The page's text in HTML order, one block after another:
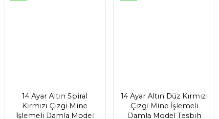
14 Ayar Altın Spiral
Kırmızı Çizgi Mine
İşlemeli Damla Model
14 Ayar Altın Düz Kırmızı
Çizgi Mine İşlemeli
Damla Model Tesbih